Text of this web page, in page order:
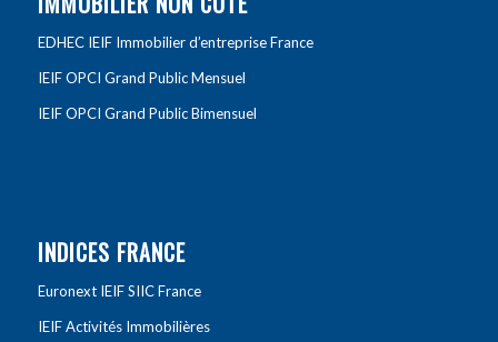
EDHEC IEIF Immobilier d’entreprise France
IEIF OPCI Grand Public Mensuel
IEIF OPCI Grand Public Bimensuel
INDICES FRANCE
Euronext IEIF SIIC France
IEIF Activités Immobilières